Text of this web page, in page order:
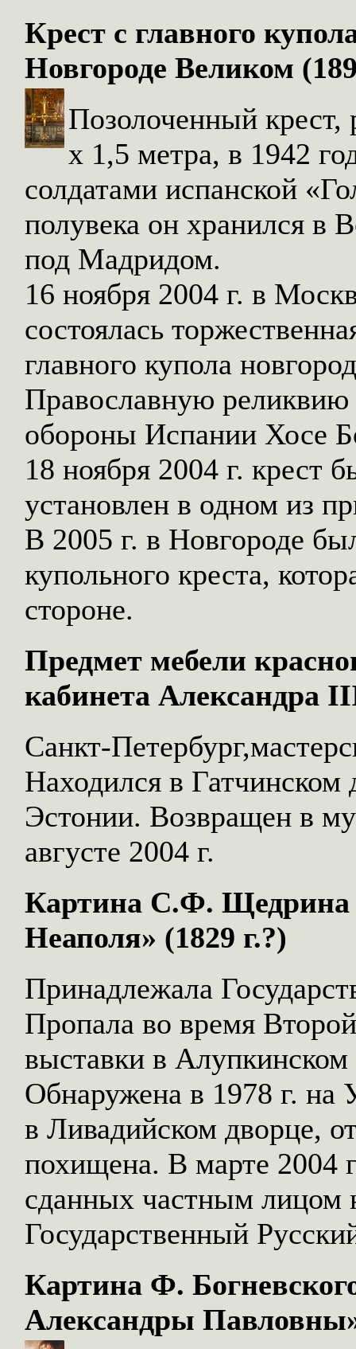
Крест с главного
Новгороде Великом
Позолоченный крест,
х 1,5 метра, в 1942
солдатами испанской
полувека он хранился в
под Мадридом.
16 ноября 2004 г. в
состоялась
главного купола
Православную
обороны Испании Хосе
18 ноября 2004 г. крест
установлен в одном из
В 2005 г. в Новгороде
купольного креста,
стороне.
Предмет мебели
кабинета Александра
Санкт-
Находился в
Эстонии. Возвращен в
августе 2004 г.
Картина С.Ф. Щедрина
Неаполя» (1829 г.?)
Принадлежала
Пропала во время
выставки в
Обнаружена в 1978 г. на
в Ливадийском дворце,
похищена. В марте 2004
сданных частным лицом
Государственный
Картина Ф.
Александры